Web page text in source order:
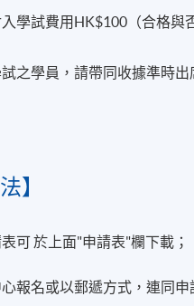
學試費用HK$100（合格與
之學員，請帶同收據準時
】
可 於上面"申請表"欄下載；
報名或以郵遞方式，連同